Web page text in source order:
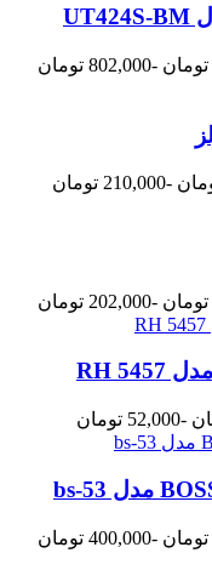
-802,000 تومان
-210,000 تومان
-202,000 تومان
-52,000 تومان
-400,000 تومان